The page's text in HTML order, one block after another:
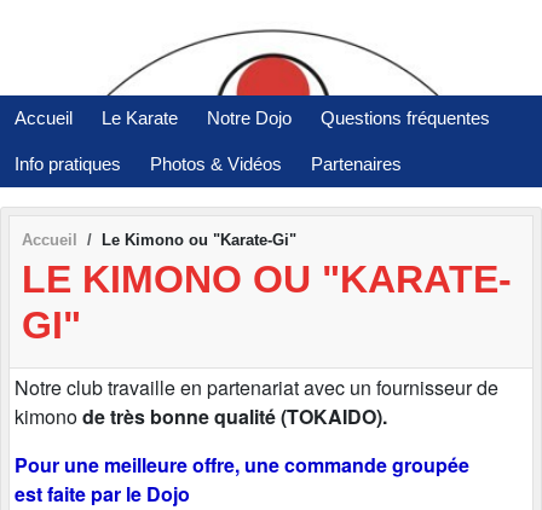
Accueil Le Karate Notre Dojo Questions fréquentes
Info pratiques Photos & Vidéos Partenaires
Accueil Le Kimono ou "Karate-Gi"
LE KIMONO OU "KARATE-
GI"
Notre club travaille en partenariat avec un fournisseur de
kimonode très bonne qualité (TOKAIDO).
Pour une meilleure offre, une commande groupée
est faite par le Dojo